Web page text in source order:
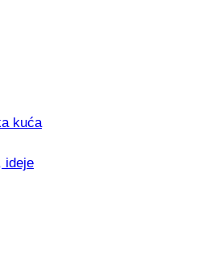
All-in-One Trimmer
kuća
ideje